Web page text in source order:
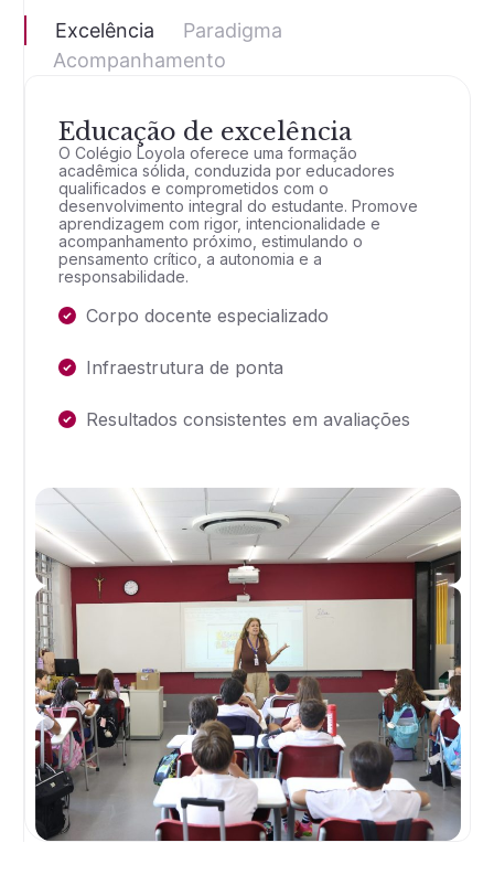
Excelência
Paradigma
Acompanhamento
Educação de excelência
O Colégio Loyola oferece uma formação
acadêmica sólida, conduzida por educadores
qualificados e comprometidos com o
desenvolvimento integral do estudante. Promove
aprendizagem com rigor, intencionalidade e
acompanhamento próximo, estimulando o
pensamento crítico, a autonomia e a
responsabilidade.
Corpo docente especializado
Infraestrutura de ponta
Resultados consistentes em avaliações